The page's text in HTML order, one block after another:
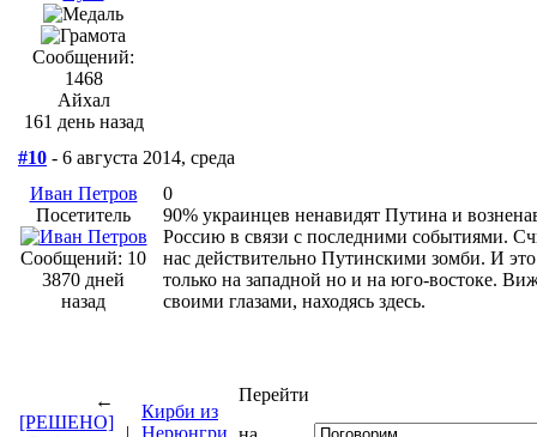
Сообщений:
1468
Айхал
161 день назад
#10 - 6 августа 2014, среда
Иван Петров
Посетитель
Сообщений: 10
3870 дней
назад
0
90% украинцев ненавидят Путина и
Россию в связи с последними событиями.
нас действительно Путинскими зомби. И
только на западной но и на юго-востоке.
своими глазами, находясь здесь.
←
[РЕШЕНО]
|
Кирби из
Нерюнгри
Перейти